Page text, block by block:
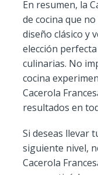
En resumen, la
de cocina que
diseño clásico y
elección
culinarias. No
cocina
Cacerola
resultados en
Si deseas llevar
siguiente nivel,
Cacerola